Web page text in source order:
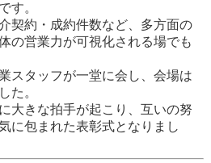
す。
契約・成約件数など、多方面の
の営業力が可視化される場でも
スタッフが一堂に会し、会場は
た。
大きな拍手が起こり、互いの努
に包まれた表彰式となりまし